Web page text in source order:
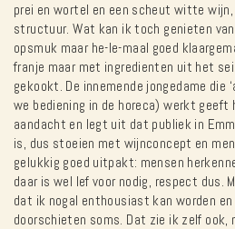
prei en wortel en een scheut witte wijn,
structuur. Wat kan ik toch genieten
opsmuk maar he-le-maal goed
franje maar met ingredienten uit het
gekookt. De innemende jongedame die
we bediening in de horeca) werkt geeft
aandacht en legt uit dat publiek in
is, dus stoeien met wijnconcept en
gelukkig goed uitpakt: mensen
daar is wel lef voor nodig, respect dus.
dat ik nogal enthousiast kan worden
doorschieten soms. Dat zie ik zelf ook,